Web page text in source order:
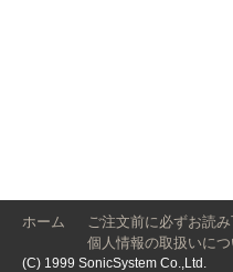
ホーム
ご注文前に必ずお読
個人情報の取扱
(C) 1999 SonicSystem Co.,Ltd.